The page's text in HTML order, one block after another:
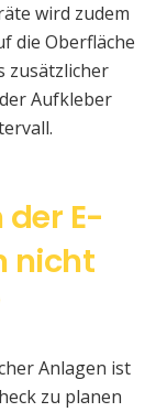
wird zudem
die Oberfläche
zusätzlicher
Aufkleber
E-
nicht
Anlagen ist
zu planen